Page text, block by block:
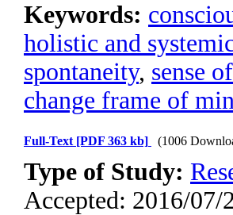
Keywords:
holistic and
spontaneity, sense
change frame of
Full-Text [PDF 363 kb] (1006
Type of Study:
Accepted: 2016/07/